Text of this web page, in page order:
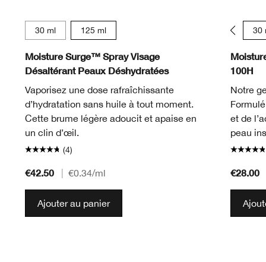
30 ml 125 ml
Moisture Surge™ Spray Visage
Désaltérant Peaux Déshydratées
Vaporisez une dose rafraîchissante
d’hydratation sans huile à tout moment.
Cette brume légère adoucit et apaise en
un clin d’œil.
(4)
€42.50 €0.34/ml
Ajouter au panier
30
100H
Notre
et de
peau
€28.00